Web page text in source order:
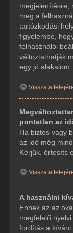
megjelenítésre,
meg a
tartózkodási
figyelembe,
felhasználói
változtathatják
egy jó
Vissza a
pontatlan az
Ha biztos vagy
az idő még
Kérjük, értesíts
Vissza a
A használni
Ennek az az
megfelelő
fordítás a kívánt